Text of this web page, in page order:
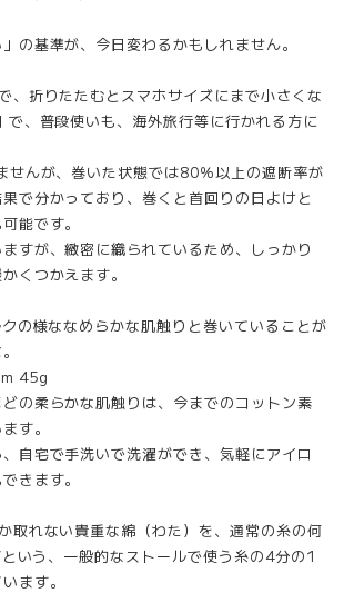
の基準が、今日変わるかもしれません。
、折りたたむとスマホサイズにまで小さくな
で、普段使いも、海外旅行等に行かれる方に
せんが、巻いた状態では80％以上の遮断率が
で分かっており、巻くと首回りの日よけと
能です。
すが、緻密に織られているため、しっかり
くつかえます。
の様ななめらかな肌触りと巻いていることが
45g
の柔らかな肌触りは、今までのコットン素
す。
自宅で手洗いで洗濯ができ、気軽にアイロ
きます。
取れない貴重な綿（わた）を、通常の糸の何
いう、一般的なストールで使う糸の4分の1
ます。